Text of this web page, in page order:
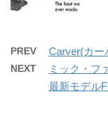
PREV Carver(カー
NEXT
ミック・フ
最新モデル